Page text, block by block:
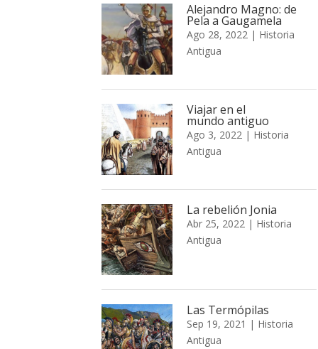
Alejandro Magno: de
Pela a Gaugamela
Ago 28, 2022 | Historia
Antigua
Viajar en el
mundo antiguo
Ago 3, 2022 | Historia
Antigua
La rebelión Jonia
Abr 25, 2022 | Historia
Antigua
Las Termópilas
Sep 19, 2021 | Historia
Antigua